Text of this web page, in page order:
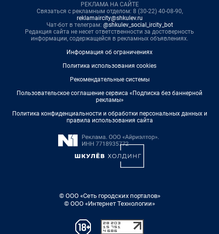
РЕКЛАМА НА САЙТЕ
Связаться с рекламным отделом: 8 (30-22) 40-08-90,
reklamaircity@shkulev.ru
Чат-бот в телеграм: @shkulev_social_ircity_bot
Редакция сайта не несет ответственности за достоверность
информации, содержащейся в рекламных объявлениях.
Информация об ограничениях
Политика использования cookies
Рекомендательные системы
Пользовательское соглашение сервиса «Подписка без баннерной
рекламы»
Политика конфиденциальности и обработки персональных данных и
правила использования сайта
© ООО «Сеть городских порталов»
© ООО «Интернет Технологии»